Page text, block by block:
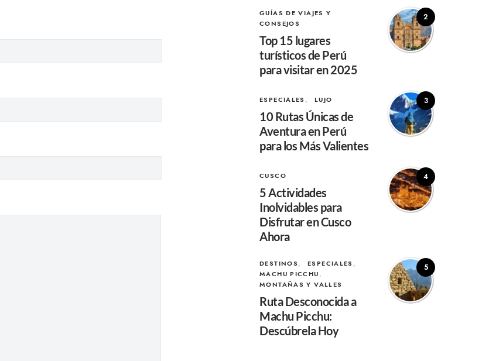
2
GUÍAS DE VIAJES Y
CONSEJOS
Top 15 lugares
turísticos de Perú
para visitar en 2025
3
ESPECIALES LUJO
10 Rutas Únicas de
Aventura en Perú
para los Más Valientes
4
CUSCO
5 Actividades
Inolvidables para
Disfrutar en Cusco
Ahora
5
DESTINOS
ESPECIALES
MACHU PICCHU
MONTAÑAS Y VALLES
Ruta Desconocida a
Machu Picchu:
Descúbrela Hoy